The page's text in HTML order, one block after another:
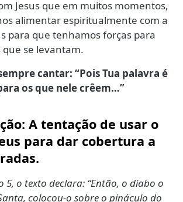
Jesus que em muitos momentos,
alimentar espiritualmente com a
para que tenhamos forças para
se levantam.
cantar: “Pois Tua palavra é
os que nele crêem…”
A tentação de usar o
para dar cobertura a
5, o texto declara: “Então, o diabo o
colocou-o sobre o pináculo do